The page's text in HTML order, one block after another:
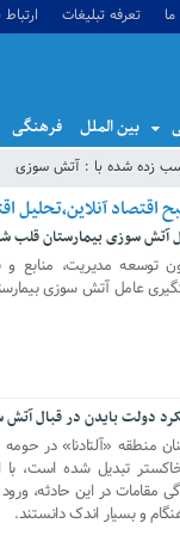
تعرفه تبلیغات ارتباط
بین الملل فرهنگی
زده شده با : آتش سوزی
آتش سوزی بیمارستان قلب
توسعه مدیریت، منابع و
عامل آتش سوزی
دولت بایدن در قبال
منطقه «آلتادنا» در
تبدیل شده است، با
مقامات در این حادثه،
و بسیار اندک دانستند.